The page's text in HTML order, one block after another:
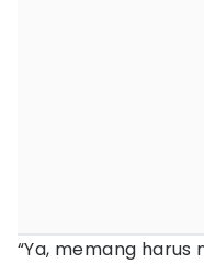
“Ya, memang